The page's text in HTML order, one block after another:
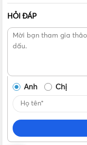
HỎI ĐÁP
Anh Chị